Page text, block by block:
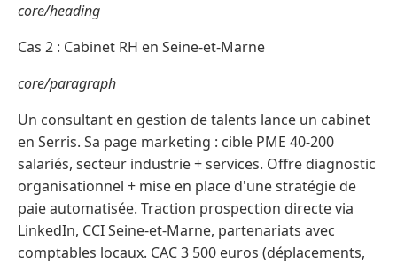
core/heading
Cas 2 : Cabinet RH en Seine-et-Marne
core/paragraph
Un consultant en gestion de talents lance un cabinet
en Serris. Sa page marketing : cible PME 40-200
salariés, secteur industrie + services. Offre diagnostic
organisationnel + mise en place d'une stratégie de
paie automatisée. Traction prospection directe via
LinkedIn, CCI Seine-et-Marne, partenariats avec
comptables locaux. CAC 3 500 euros (déplacements,